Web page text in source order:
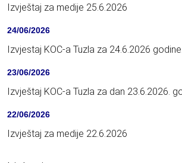
Izvještaj za medije 25.6.2026
24/06/2026
Izvjestaj KOC-a Tuzla za 24.6.2026 godine.
23/06/2026
Izvještaj KOC-a Tuzla za dan 23.6.2026.
22/06/2026
Izvještaj za medije 22.6.2026